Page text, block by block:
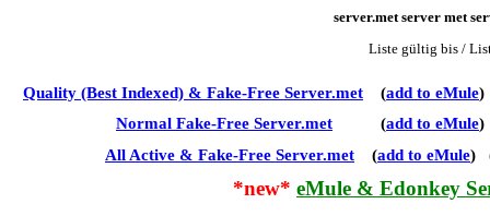
server.met server met
Liste gültig bis /
Quality (Best Indexed) & Fake-Free Server.met (add to eMule)
Normal Fake-Free Server.met (add to eMule)
All Active & Fake-Free Server.met (add to eMule)
*new* eMule & Edonkey